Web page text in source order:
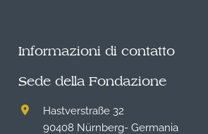
Informazioni di contatto
Sede della Fondazione
Hastverstraße 32
90408 Nürnberg- Germania